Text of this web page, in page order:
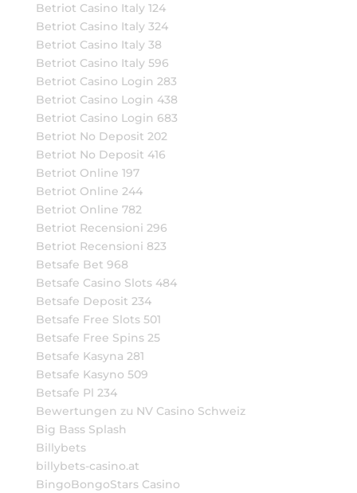
Betriot Casino Italy 124
Betriot Casino Italy 324
Betriot Casino Italy 38
Betriot Casino Italy 596
Betriot Casino Login 283
Betriot Casino Login 438
Betriot Casino Login 683
Betriot No Deposit 202
Betriot No Deposit 416
Betriot Online 197
Betriot Online 244
Betriot Online 782
Betriot Recensioni 296
Betriot Recensioni 823
Betsafe Bet 968
Betsafe Casino Slots 484
Betsafe Deposit 234
Betsafe Free Slots 501
Betsafe Free Spins 25
Betsafe Kasyna 281
Betsafe Kasyno 509
Betsafe Pl 234
Bewertungen zu NV Casino Schweiz
Big Bass Splash
Billybets
billybets-casino.at
BingoBongoStars Casino